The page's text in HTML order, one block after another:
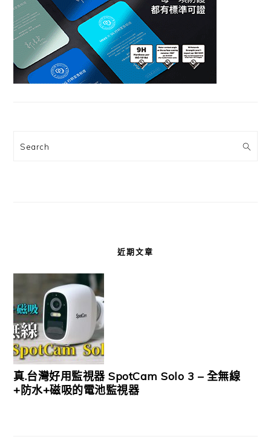
Search
近期文章
真.台灣好用監視器 SpotCam Solo 3 – 全無線
+防水+磁吸的電池監視器